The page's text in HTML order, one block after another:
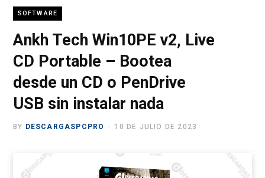
SOFTWARE
Ankh Tech Win10PE v2, Live
CD Portable – Bootea
desde un CD o PenDrive
USB sin instalar nada
BY DESCARGASPCPRO 10 DE JULIO DE 2023